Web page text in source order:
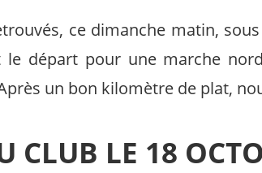
ce dimanche matin,
départ pour une marche
un bon kilomètre de plat,
CLUB LE 18